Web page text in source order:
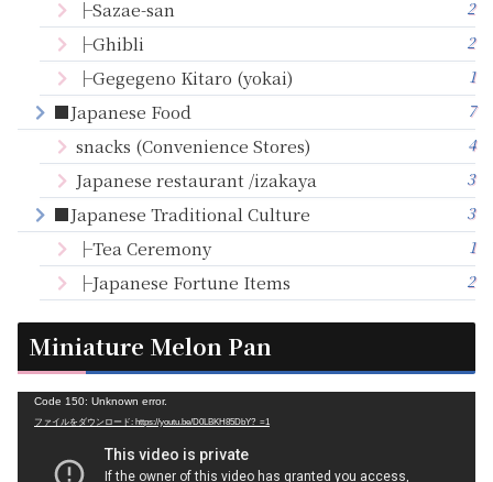
├Sazae-san 2
├Ghibli 2
├Gegegeno Kitaro (yokai) 1
■Japanese Food 7
snacks (Convenience Stores) 4
Japanese restaurant /izakaya 3
■Japanese Traditional Culture 3
├Tea Ceremony 1
├Japanese Fortune Items 2
Miniature Melon Pan
Code 150: Unknown error.
ファイルをダウンロード: https://youtu.be/D0LBKH85DbY?_=1